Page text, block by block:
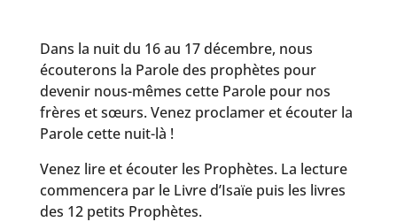
Dans la nuit du 16 au 17 décembre, nous
écouterons la Parole des prophètes pour
devenir nous-mêmes cette Parole pour nos
frères et sœurs. Venez proclamer et écouter la
Parole cette nuit-là !
Venez lire et écouter les Prophètes. La lecture
commencera par le Livre d’Isaïe puis les livres
des 12 petits Prophètes.